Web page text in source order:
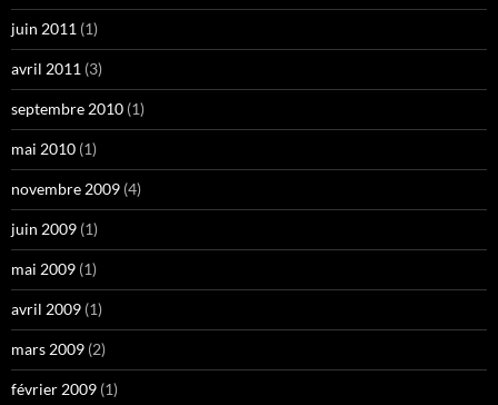
juin 2011 (1)
avril 2011 (3)
septembre 2010 (1)
mai 2010 (1)
novembre 2009 (4)
juin 2009 (1)
mai 2009 (1)
avril 2009 (1)
mars 2009 (2)
février 2009 (1)